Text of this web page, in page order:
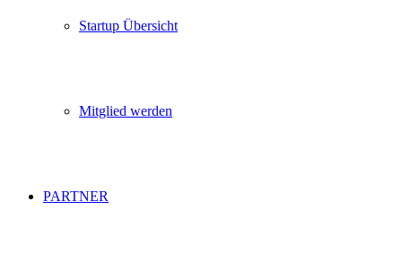
Startup Übersicht
Mitglied werden
PARTNER